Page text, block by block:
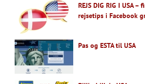
REJS DIG RIG I USA –
rejsetips i Facebook
Pas og ESTA til USA